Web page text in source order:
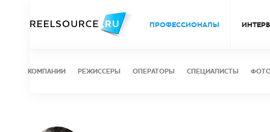
ПРОФЕССИОНАЛЫ
КОМПАНИИ РЕЖИССЕРЫ ОПЕРАТОРЫ СПЕЦИАЛИСТЫ